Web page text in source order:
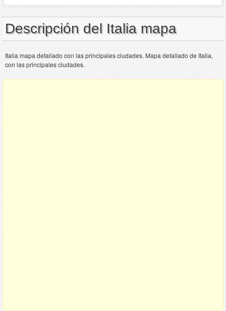
Descripción del Italia mapa
Italia mapa detallado con las principales ciudades. Mapa detallado de Italia,
con las principales ciudades.